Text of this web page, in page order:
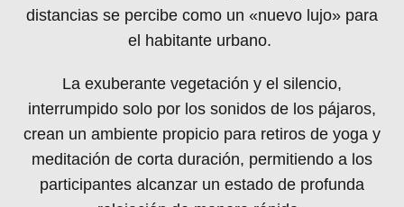
distancias se percibe como un «nuevo lujo» para
el habitante urbano.
La exuberante vegetación y el silencio,
interrumpido solo por los sonidos de los pájaros,
crean un ambiente propicio para retiros de yoga y
meditación de corta duración, permitiendo a los
participantes alcanzar un estado de profunda